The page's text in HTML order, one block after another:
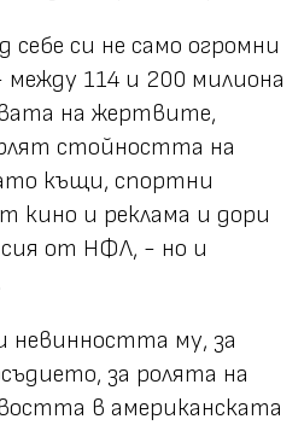
себе си не само огромни
114 и 200 милиона
на жертвите,
стойността на
къщи, спортни
кино и реклама и дори
от НФЛ, - но и
невинността му, за
за ролята на
в американската